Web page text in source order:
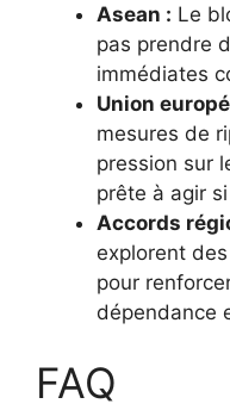
Asean : Le
pas prendre
immédiates
Union
mesures de
pression sur
prête à agir
Accords
explorent
pour
dépendance
FAQ